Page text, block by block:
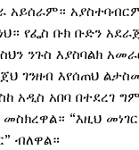
አይሰራም።
የፌስ ቡክ ቡድን
ንጉስ እያስባልክ
ገንዘብ እየሰጠህ
አዲስ አበባ በተደረገ
“እዚህ
ብለዋል።